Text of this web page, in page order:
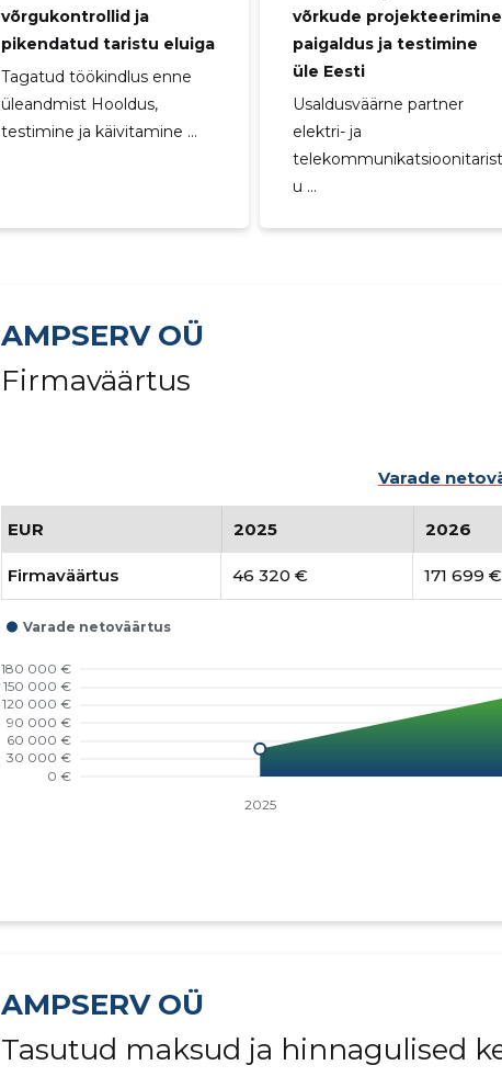
võrgukontrollid ja
pikendatud taristu eluiga
Tagatud töökindlus enne
üleandmist Hooldus,
testimine ja käivitamine ...
võrkude
paigaldus ja testimine
üle Eesti
Usaldusväärne partner
elektri- ja
telekommunikatsioonitarist
u ...
AMPSERV OÜ
Firmaväärtus
Varade
EUR 2025 2026
Firmaväärtus 46 320 € 171 699 €
AMPSERV OÜ
Tasutud maksud ja hinnagulised